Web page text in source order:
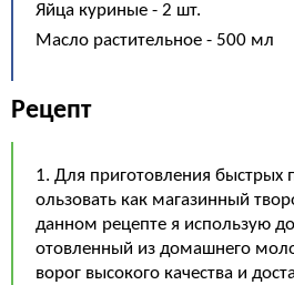
Яйца куриные - 2 шт.
Масло растительное - 500 мл
Рецепт
1. Для приготовления
ользовать как магазинный
данном рецепте я использую
отовленный из домашнего
ворог высокого качества и